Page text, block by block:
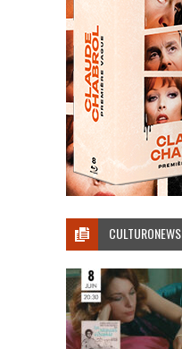
CULTURONEWS